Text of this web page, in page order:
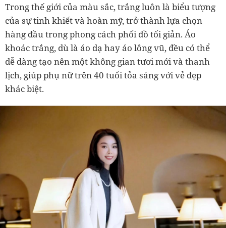
Trong thế giới của màu sắc, trắng luôn là biểu tượng
của sự tinh khiết và hoàn mỹ, trở thành lựa chọn
hàng đầu trong phong cách phối đồ tối giản. Áo
khoác trắng, dù là áo dạ hay áo lông vũ, đều có thể
dễ dàng tạo nên một không gian tươi mới và thanh
lịch, giúp phụ nữ trên 40 tuổi tỏa sáng với vẻ đẹp
khác biệt.